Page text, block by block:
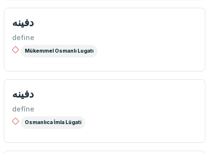
دفینه
define
Mükemmel Osmanlı Lugatı
دفینە
defîne
Osmanlıca İmla Lügati